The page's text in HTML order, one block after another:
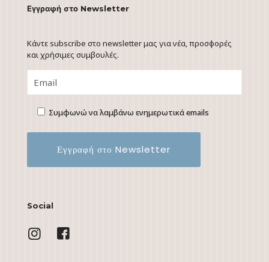
Εγγραφή στο Newsletter
Κάντε subscribe στο newsletter μας για νέα, προσφορές
και χρήσιμες συμβουλές.
Συμφωνώ να λαμβάνω ενημερωτικά emails
Social